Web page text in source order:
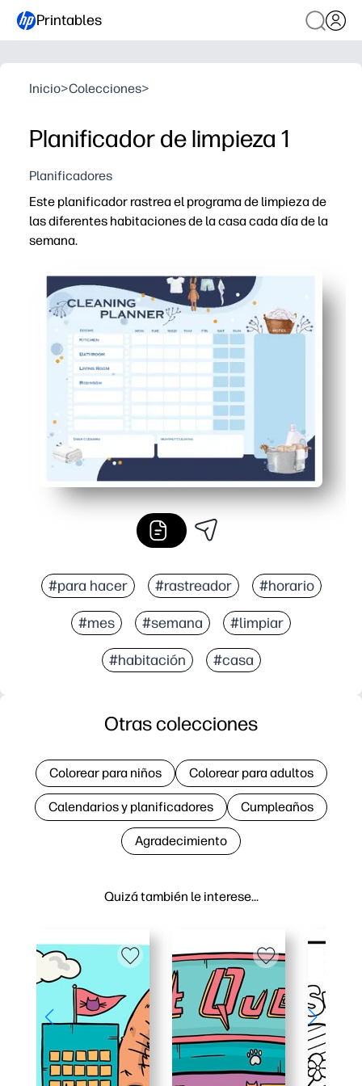
Printables
Inicio>Colecciones>
Planificador de limpieza 1
Planificadores
Este planificador rastrea el programa de limpieza de
las diferentes habitaciones de la casa cada día de la
semana.
Solo tiene que imprimir y publicar, sin necesidad de
El diseño semanal de un vistazo mantiene a todos
Las casillas y las marcas habitación por habitación te
Reutilízala laminándola o usando una funda; límpiala
#para hacer #rastreador #horario
#mes #semana #limpiar
#habitación #casa
Quizá también le interese…
Otras colecciones
Colorear para niños Colorear para adultos
Calendarios y planificadores Cumpleaños
Agradecimiento